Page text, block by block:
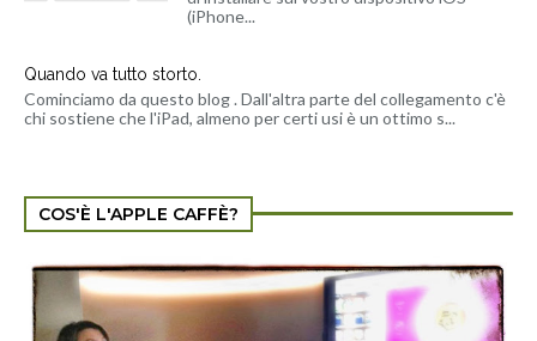
(iPhone...
Quando va tutto storto.
Cominciamo da questo blog . Dall'altra parte del collegamento c'è
chi sostiene che l'iPad, almeno per certi usi è un ottimo s...
COS'È L'APPLE CAFFÈ?